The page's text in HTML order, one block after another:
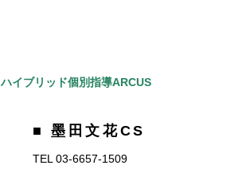
ハイブリッド個別指導ARCUS
■ 墨田文花CS
TEL 03-6657-1509